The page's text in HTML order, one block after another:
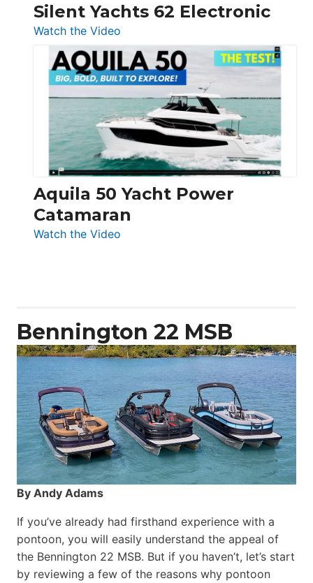
Silent Yachts 62 Electronic
Watch the Video
Silent
Yachts
62
Electronic
Aquila 50 Yacht Power
Catamaran
Watch the Video
Bennington 22 MSB
By Andy Adams
If you’ve already had firsthand experience with a
pontoon, you will easily understand the appeal of
the Bennington 22 MSB. But if you haven’t, let’s start
by reviewing a few of the reasons why pontoon